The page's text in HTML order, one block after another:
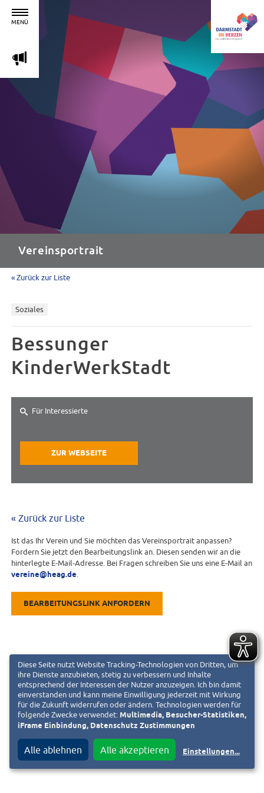
MENÜ
m
Vereinsportrait
« Zurück zur Liste
Soziales
Bessunger
KinderWerkStadt
Für Interessierte
ZUR WEBSEITE
« Zurück zur Liste
Ist das Ihr Verein und Sie möchten das Vereinsportrait anpassen?
Fordern Sie jetzt den Bearbeitungslink an. Diesen senden wir an die
hinterlegte E-Mail-Adresse. Bei Fragen schreiben Sie uns eine E-Mail an
vereine@heag.de.
BEARBEITUNGSLINK ANFORDERN
Diese Seite nutzt Website Tracking-Technologien von Dritten, um
ihre Dienste anzubieten, stetig zu verbessern und Inhalte
entsprechend der Interessen der Nutzer anzuzeigen. Ich bin damit
einverstanden und kann meine Einwilligung jederzeit mit Wirkung
für die Zukunft widerrufen oder ändern. Technologien werden für
folgende Zwecke verwendet: Multimedia, Besucher-Statistiken,
iFrame Einbindung, Datenschutz Zustimmungen
Alle ablehnen Alle akzeptieren Einstellungen...